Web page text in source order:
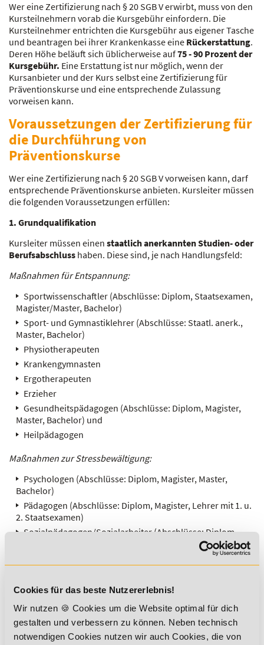
Cookies für das beste Nutzererlebnis!
Wir nutzen 🍪 Cookies um die Website optimal für dich
gestalten und verbessern zu können. Neben technisch
notwendigen Cookies nutzen wir auch Cookies, die von
Wer eine Zertifizierung nach § 20 SGB V erwirbt, muss von den
Kursteilnehmern vorab die Kursgebühr einfordern. Die
Kursteilnehmer entrichten die Kursgebühr aus eigener Tasche
und beantragen bei ihrer Krankenkasse eine Rückerstattung.
Deren Höhe beläuft sich üblicherweise auf75 - 90 Prozent der
Kursgebühr. Eine Erstattung ist nur möglich, wenn der
Kursanbieter und der Kurs selbst eine Zertifizierung für
Präventionskurse und eine entsprechende Zulassung
vorweisen kann.
Voraussetzungen der Zertifizierung für
die Durchführung von
Präventionskurse
Wer eine Zertifizierung nach § 20 SGB V vorweisen kann, darf
entsprechende Präventionskurse anbieten. Kursleiter müssen
die folgenden Voraussetzungen erfüllen:
1. Grundqualifikation
Kursleiter müssen einen staatlich anerkannten Studien- oder
Berufsabschluss haben. Diese sind, je nach Handlungsfeld:
Maßnahmen für Entspannung:
Sportwissenschaftler (Abschlüsse: Diplom, Staatsexamen,
Magister/Master, Bachelor)
Sport- und Gymnastiklehrer (Abschlüsse: Staatl. anerk.,
Master, Bachelor)
Physiotherapeuten
Krankengymnasten
Ergotherapeuten
Erzieher
Gesundheitspädagogen (Abschlüsse: Diplom, Magister,
Master, Bachelor) und
Heilpädagogen
Maßnahmen zur Stressbewältigung:
Psychologen (Abschlüsse: Diplom, Magister, Master,
Bachelor)
Pädagogen (Abschlüsse: Diplom, Magister, Lehrer mit 1. u.
2. Staatsexamen)
Sozialpädagogen/Sozialarbeiter (Abschlüsse: Diplom,
Sozialwissenschaftler (Abschlüsse: Diplom, Magister,
Gesundheitswissenschaftler (Abschlüsse: Diplom,
Magister, Master, Bachelor) und
Ärztin/Arzt
Bewegungsgewohnheiten: